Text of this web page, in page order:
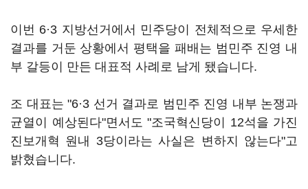
이번 6·3 지방선거에서 민주당이 전체적으로 우세한
결과를 거둔 상황에서 평택을 패배는 범민주 진영 내
부 갈등이 만든 대표적 사례로 남게 됐습니다.
조 대표는 "6·3 선거 결과로 범민주 진영 내부 논쟁과
균열이 예상된다"면서도 "조국혁신당이 12석을 가진
진보개혁 원내 3당이라는 사실은 변하지 않는다"고
밝혔습니다.